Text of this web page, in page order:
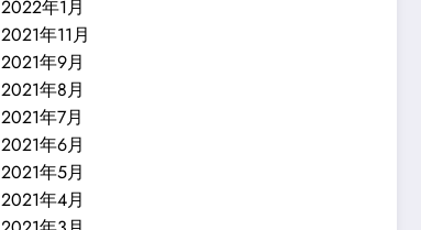
2022年1月
2021年11月
2021年9月
2021年8月
2021年7月
2021年6月
2021年5月
2021年4月